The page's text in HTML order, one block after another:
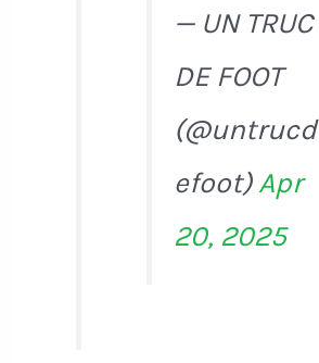
— UN TRUC
DE FOOT
(@untrucd
efoot)Apr
20, 2025